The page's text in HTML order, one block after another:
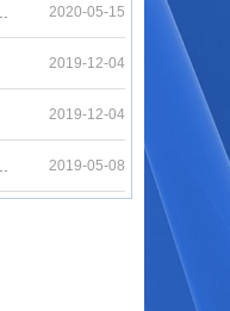
2020-05-15
2019-12-04
2019-12-04
2019-05-08